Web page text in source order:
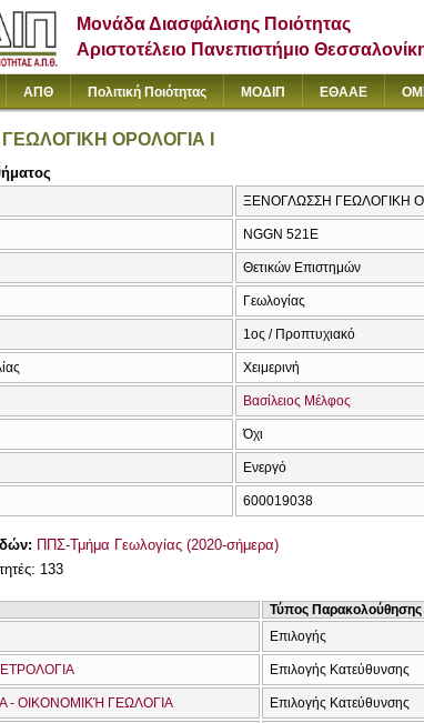
Μονάδα Διασφάλισης Ποιότητας
Αριστοτέλειο Πανεπιστήμιο
ΑΠΘ Πολιτική Ποιότητας ΜΟΔΙΠ ΕΘΑΑΕ
ΟΡΟΛΟΓΙΑ Ι
ΞΕΝΟΓΛΩΣΣΗ ΓΕΩΛΟΓΙΚΗ
NGGN 521Ε
Θετικών Επιστημών
Γεωλογίας
1ος / Προπτυχιακό
Χειμερινή
Βασίλειος Μέλφος
Όχι
Ενεργό
600019038
ΠΠΣ-Τμήμα Γεωλογίας (2020-σήμερα)
133
Τύπος Παρακολούθησης
Επιλογής
Επιλογής Κατεύθυνσης
- ΟΙΚΟΝΟΜΙΚΉ ΓΕΩΛΟΓΙΑ Επιλογής Κατεύθυνσης